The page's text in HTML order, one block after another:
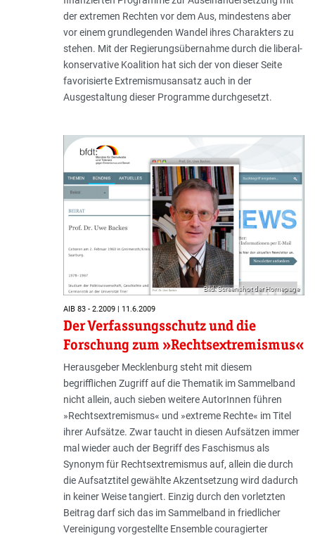
der extremen Rechten vor dem Aus, mindestens aber
vor einem grundlegenden Wandel ihres Charakters zu
stehen. Mit der Regierungsübernahme durch die liberal-
konservative Koalition hat sich der von dieser Seite
favorisierte Extremismusansatz auch in der
Ausgestaltung dieser Programme durchgesetzt.
Bild: Screenshot der Homepage
AIB 83 - 2.2009 | 11.6.2009
Der Verfassungsschutz und die
Forschung zum »Rechtsextremismus«
Herausgeber Mecklenburg steht mit diesem
begrifflichen Zugriff auf die Thematik im Sammelband
nicht allein, auch sieben weitere AutorInnen führen
»Rechtsextremismus« und »extreme Rechte« im Titel
ihrer Aufsätze. Zwar taucht in diesen Aufsätzen immer
mal wieder auch der Begriff des Faschismus als
Synonym für Rechtsextremismus auf, allein die durch
die Aufsatztitel gewählte Akzentsetzung wird dadurch
in keiner Weise tangiert. Einzig durch den vorletzten
Beitrag darf sich das im Sammelband in friedlicher
Vereinigung vorgestellte Ensemble couragierter